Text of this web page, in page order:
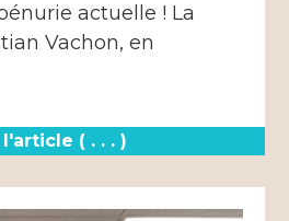
actuelle ! La
Vachon, en
( . . . )